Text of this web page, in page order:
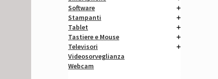
Software
Stampanti
Tablet
Tastiere e Mouse
Televisori
Videosorveglianza
Webcam